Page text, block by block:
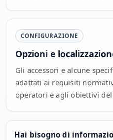
CONFIGURAZIONE
Opzioni e
Gli accessori e alcune
adattati ai requisiti
operatori e agli obiettivi
Hai bisogno di